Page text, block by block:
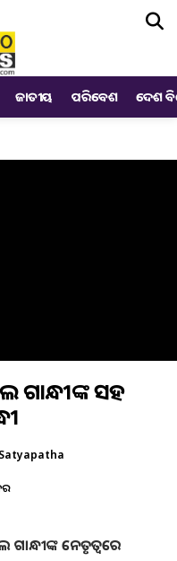
ଜାତୀୟ ପରିବେଶ ଦେଶ
ଗାନ୍ଧୀଙ୍କ ସହ
Satyapatha
ନେତୃତ୍ଵରେ